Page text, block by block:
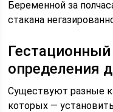
Беременной за
стакана
определения
Существуют разные
которых —